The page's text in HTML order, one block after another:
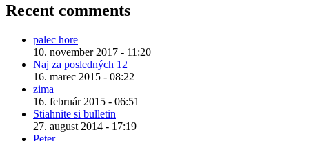
Recent comments
palec hore
10. november 2017 - 11:20
Naj za posledných 12
16. marec 2015 - 08:22
zima
16. február 2015 - 06:51
Stiahnite si bulletin
27. august 2014 - 17:19
Peter